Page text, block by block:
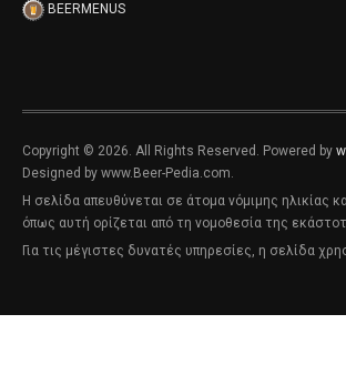
BEERMENUS
Copyright © 2026. All Rights Reserved. Powered by
Designed by www.Beer-Pedia.com.
Η σελίδα απευθύνεται σε άτομα νόμιμης ηλικίας
όπως αυτή ορίζεται από τη νομοθεσία της
Για τις μέγιστες δυνατές υπηρεσίες, η σελίδα